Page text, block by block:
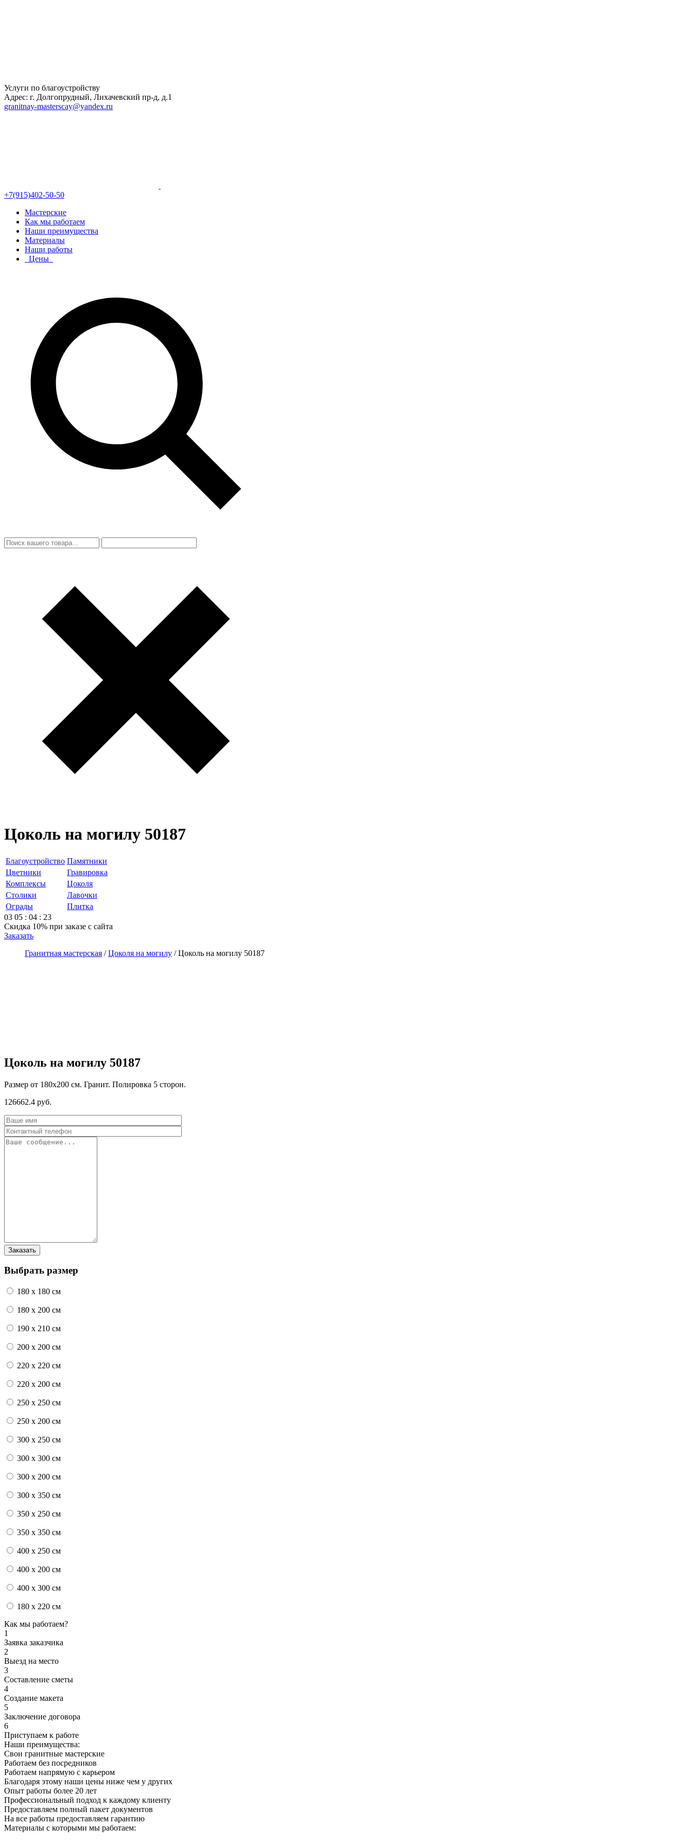
Услуги по благоустройству
Адрес: г. Долгопрудный, Лихачевский пр-д, д.1
granitnay-masterscay@yandex.ru
+7(915)402-50-50
Мастерские
Как мы работаем
Наши преимущества
Материалы
Наши работы
Цены
Цоколь на могилу 50187
Благоустройство Памятники
Цветники
Гравировка
Комплексы
Цоколя
Столики
Лавочки
Ограды
Плитка
03 05 : 04 : 23
Скидка 10% при заказе с сайта
Заказать
Гранитная мастерская /Цоколя на могилу /Цоколь на могилу 50187
Цоколь на могилу 50187
Размер от 180х200 см. Гранит. Полировка 5 сторон.
126662.4 руб.
Выбрать размер
180 x 180 см
180 x 200 см
190 x 210 см
200 x 200 см
220 x 220 см
220 x 200 см
250 x 250 см
250 x 200 см
300 x 250 см
300 x 300 см
300 x 200 см
300 x 350 см
350 x 250 см
350 x 350 см
400 x 250 см
400 x 200 см
400 x 300 см
180 x 220 см
Как мы работаем?
1
Заявка заказчика
2
Выезд на место
3
Составление сметы
4
Создание макета
5
Заключение договора
6
Приступаем к работе
Наши преимущества:
Свои гранитные мастерские
Работаем без посредников
Работаем напрямую с карьером
Благодаря этому наши цены ниже чем у других
Опыт работы более 20 лет
Профессиональный подход к каждому клиенту
Предоставляем полный пакет документов
На все работы предоставляем гарантию
Материалы с которыми мы работаем: